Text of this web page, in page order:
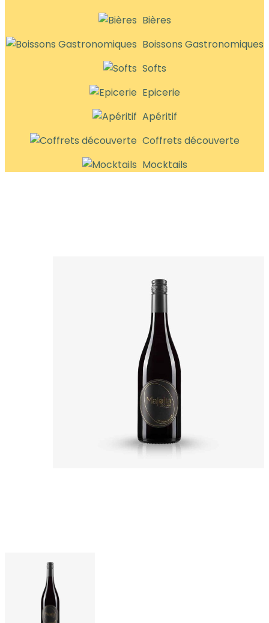
Bières
Boissons Gastronomiques
Softs
Epicerie
Apéritif
Coffrets découverte
Mocktails